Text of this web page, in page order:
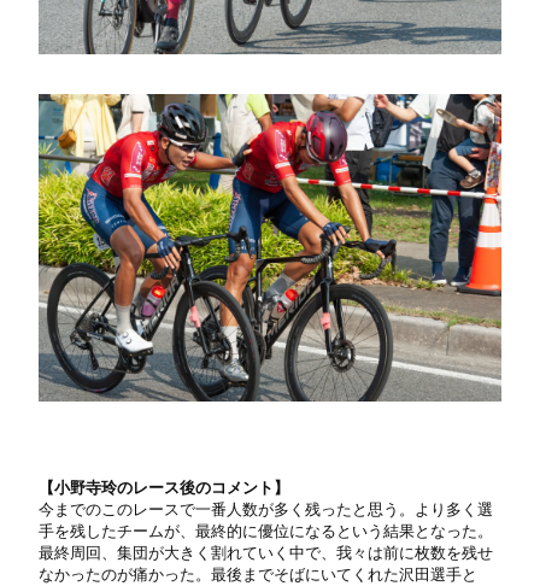
【小野寺玲のレース後のコメント】
今までのこのレースで一番人数が多く残ったと思う。より多く選
手を残したチームが、最終的に優位になるという結果となった。
最終周回、集団が大きく割れていく中で、我々は前に枚数を残せ
なかったのが痛かった。最後までそばにいてくれた沢田選手と